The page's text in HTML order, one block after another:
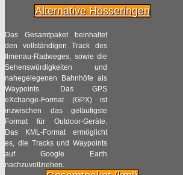
Alternative Hösseringen
Das Gesamtpaket beinhaltet
den vollständigen Track des
Ilmenau-Radweges, sowie die
Sehenswürdigkeiten und
nahegelegenen Bahnhöfe als
Waypoints. Das GPS
eXchange-Format (GPX) ist
inzwischen das geläufigste
Format für Outdoor-Geräte.
Das KML-Format ermöglicht
es, die Tracks und Waypoints
auf Google Earth
nachzuvollziehen.